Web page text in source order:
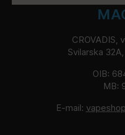
CROVADIS,
Svilarska
OIB:
MB:
E-mail: